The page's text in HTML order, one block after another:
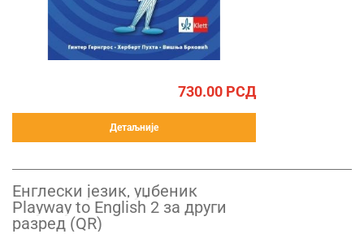
730.00 РСД
Детаљније
Енглески језик, уџбеник
Playway to English 2 за други
разред (QR)